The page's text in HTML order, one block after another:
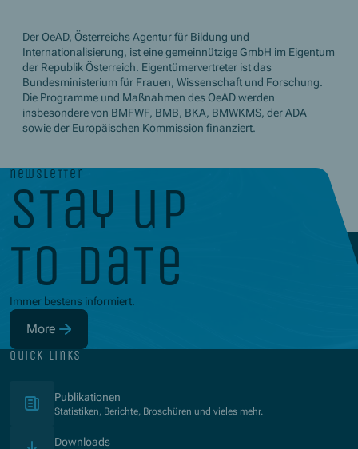
Der OeAD, Österreichs Agentur für Bildung und
Internationalisierung, ist eine gemeinnützige GmbH im Eigentum
der Republik Österreich. Eigentümervertreter ist das
Bundesministerium für Frauen, Wissenschaft und Forschung.
Die Programme und Maßnahmen des OeAD werden
insbesondere von BMFWF, BMB, BKA, BMWKMS, der ADA
sowie der Europäischen Kommission finanziert.
newsletter
stay up
to date
Immer bestens informiert.
More
(Opens in new window)
quick links
Publikationen
Statistiken, Berichte, Broschüren und vieles mehr.
Downloads